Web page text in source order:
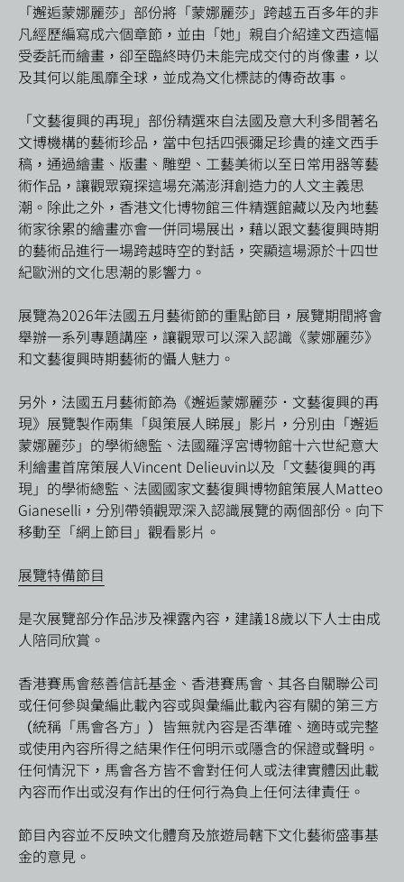
「邂逅蒙娜麗莎」部份將「蒙娜麗莎」跨越五百多年的非
凡經歷編寫成六個章節，並由「她」親自介紹達文西這幅
受委託而繪畫，卻至臨終時仍未能完成交付的肖像畫，以
及其何以能風靡全球，並成為文化標誌的傳奇故事。
「文藝復興的再現」部份精選來自法國及意大利多間著名
文博機構的藝術珍品，當中包括四張彌足珍貴的達文西手
稿，通過繪畫、版畫、雕塑、工藝美術以至日常用器等藝
術作品，讓觀眾窺探這場充滿澎湃創造力的人文主義思
潮。除此之外，香港文化博物館三件精選館藏以及內地藝
術家徐累的繪畫亦會一併同場展出，藉以跟文藝復興時期
的藝術品進行一場跨越時空的對話，突顯這場源於十四世
紀歐洲的文化思潮的影響力。
展覽為2026年法國五月藝術節的重點節目，展覽期間將會
舉辦一系列專題講座，讓觀眾可以深入認識《蒙娜麗莎》
和文藝復興時期藝術的懾人魅力。
另外，法國五月藝術節為《邂逅蒙娜麗莎．文藝復興的再
現》展覽製作兩集「與策展人睇展」影片，分別由「邂逅
蒙娜麗莎」的學術總監、法國羅浮宮博物館十六世紀意大
利繪畫首席策展人Vincent Delieuvin以及「文藝復興的再
現」的學術總監、法國國家文藝復興博物館策展人Matteo
Gianeselli ，分別帶領觀眾深入認識展覽的兩個部份。向下
移動至「網上節目」觀看影片。
展覽特備節目
是次展覽部分作品涉及裸露內容，建議18歲以下人士由成
人陪同欣賞。
香港賽馬會慈善信託基金、香港賽馬會、其各自關聯公司
或任何參與彙編此載內容或與彙編此載內容有關的第三方
（統稱「馬會各方」）皆無就內容是否準確、適時或完整
或使用內容所得之結果作任何明示或隱含的保證或聲明。
任何情況下，馬會各方皆不會對任何人或法律實體因此載
內容而作出或沒有作出的任何行為負上任何法律責任。
節目內容並不反映文化體育及旅遊局轄下文化藝術盛事基
金的意見。